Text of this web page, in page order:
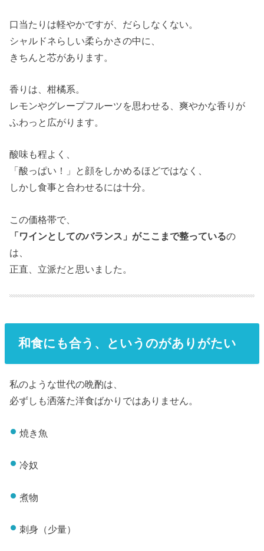
口当たりは軽やかですが、だらしなくない。
シャルドネらしい柔らかさの中に、
きちんと芯があります。
香りは、柑橘系。
レモンやグレープフルーツを思わせる、爽やかな香りが
ふわっと広がります。
酸味も程よく、
「酸っぱい！」と顔をしかめるほどではなく、
しかし食事と合わせるには十分。
この価格帯で、
「ワインとしてのバランス」がここまで整っているの
は、
正直、立派だと思いました。
和食にも合う、というのがありがたい
私のような世代の晩酌は、
必ずしも洒落た洋食ばかりではありません。
焼き魚
冷奴
煮物
刺身（少量）